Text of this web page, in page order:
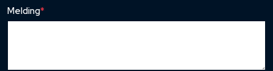
Melding*